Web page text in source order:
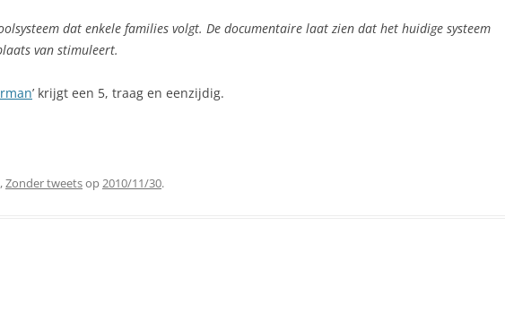
dat enkele families volgt. De documentaire laat zien dat het huidige systeem
van stimuleert.
’ krijgt een 5, traag en eenzijdig.
,Zonder tweetsop2010/11/30.